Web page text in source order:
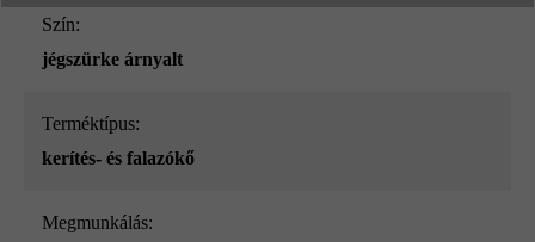
Szín:
jégszürke árnyalt
Terméktípus:
kerítés- és falazókő
megmunkálás: